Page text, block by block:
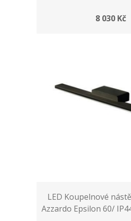
8 030 Kč
LED Koupelnové
Azzardo Epsilon 60/